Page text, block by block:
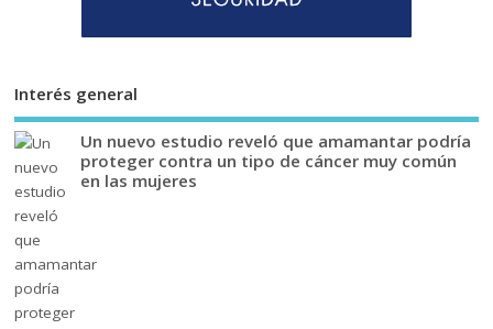
Interés general
Un nuevo estudio reveló que amamantar podría
proteger contra un tipo de cáncer muy común
en las mujeres